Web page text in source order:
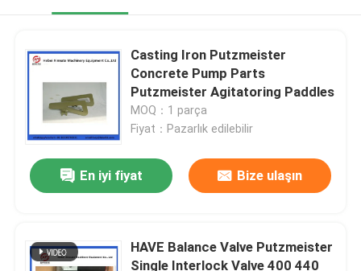
Casting Iron Putzmeister
Concrete Pump Parts
Putzmeister Agitatoring Paddles
MOQ：1 parça
Fiyat：Pazarlık edilebilir
En iyi fiyat Bize ulaşın
HAVE Balance Valve Putzmeister
Single Interlock Valve 400 440